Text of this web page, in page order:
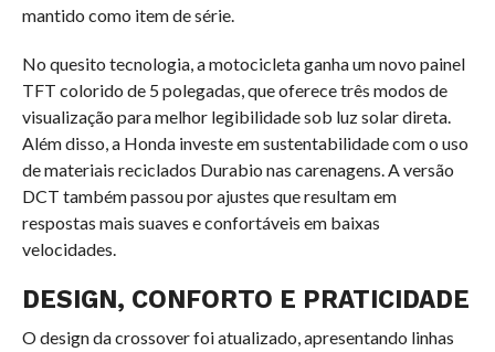
mantido como item de série.
No quesito tecnologia, a motocicleta ganha um novo painel
TFT colorido de 5 polegadas, que oferece três modos de
visualização para melhor legibilidade sob luz solar direta.
Além disso, a Honda investe em sustentabilidade com o uso
de materiais reciclados Durabio nas carenagens. A versão
DCT também passou por ajustes que resultam em
respostas mais suaves e confortáveis em baixas
velocidades.
DESIGN, CONFORTO E PRATICIDADE
O design da crossover foi atualizado, apresentando linhas